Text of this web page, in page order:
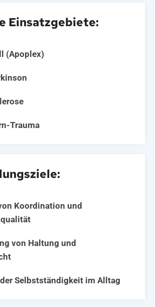
Einsatzgebiete:
(Apoplex)
Trauma
Koordination und
von Haltung und
Selbstständigkeit im Alltag